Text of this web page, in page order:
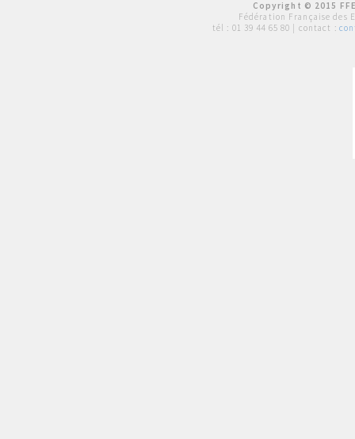
Copyright © 2015
Fédération Française des
tél : 01 39 44 65 80 | contact :